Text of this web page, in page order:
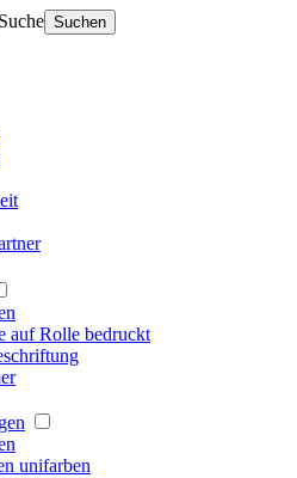
Suche Suchen
auf Rolle bedruckt
unifarben